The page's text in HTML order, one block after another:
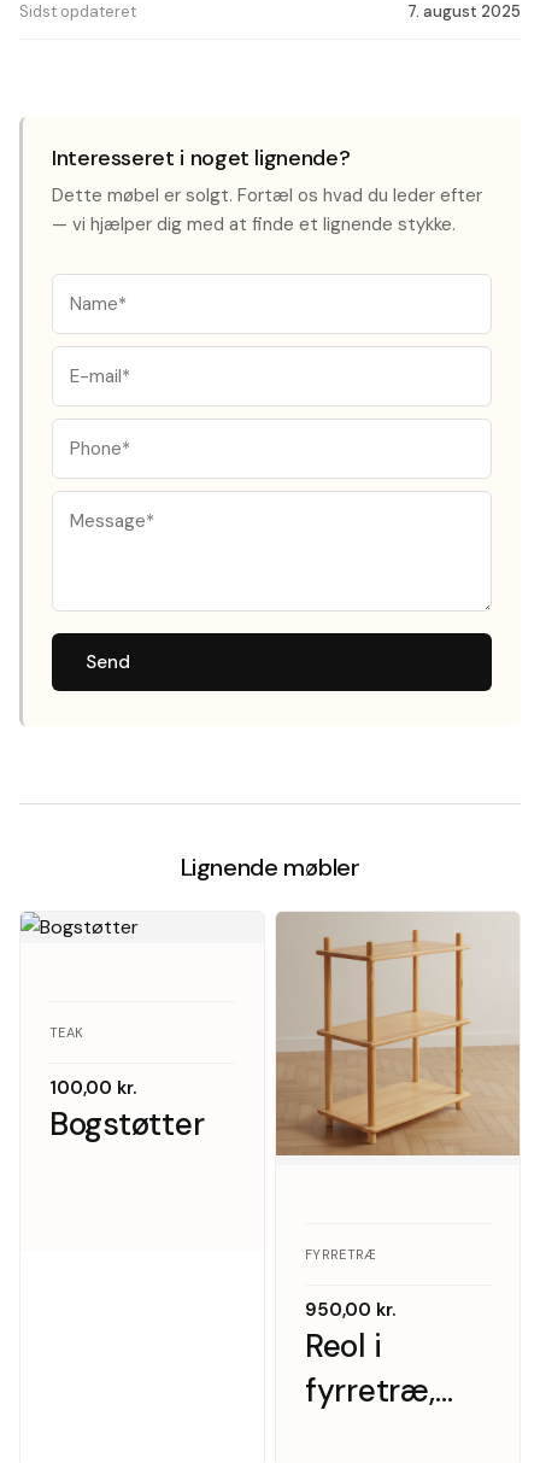
Sidst opdateret 7. august 2025
Interesseret i noget lignende?
Dette møbel er solgt. Fortæl os hvad du leder efter
— vi hjælper dig med at finde et lignende stykke.
Send
Lignende møbler
Bogstøtter
TEAK
100,00 kr.
Reol i
fyrretræ,
FYRRETRÆ
950,00 kr.